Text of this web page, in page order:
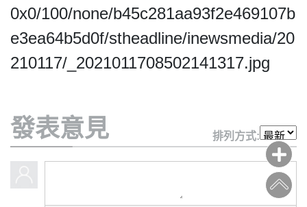
0x0/100/none/b45c281aa93f2e469107b
e3ea64b5d0f/stheadline/inewsmedia/20
210117/_2021011708502141317.jpg
發表意見 排列方式: